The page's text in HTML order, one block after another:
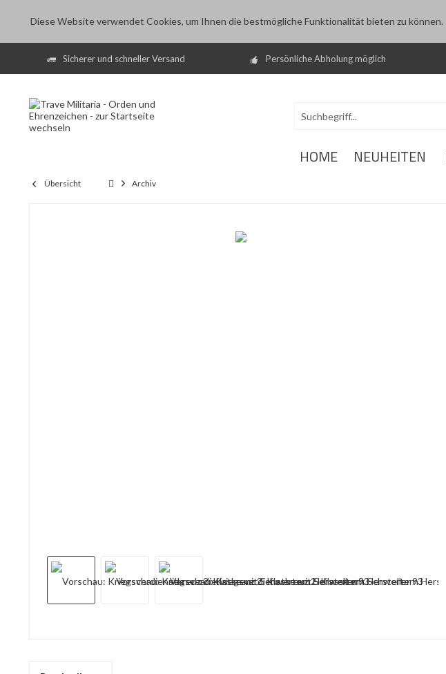
Diese Website verwendet Cookies, um Ihnen die bestmögliche Funktionalität bieten zu können.
Sicherer und schneller Versand Persönliche Abholung möglich
HOME NEUHEITEN
Übersicht Archiv